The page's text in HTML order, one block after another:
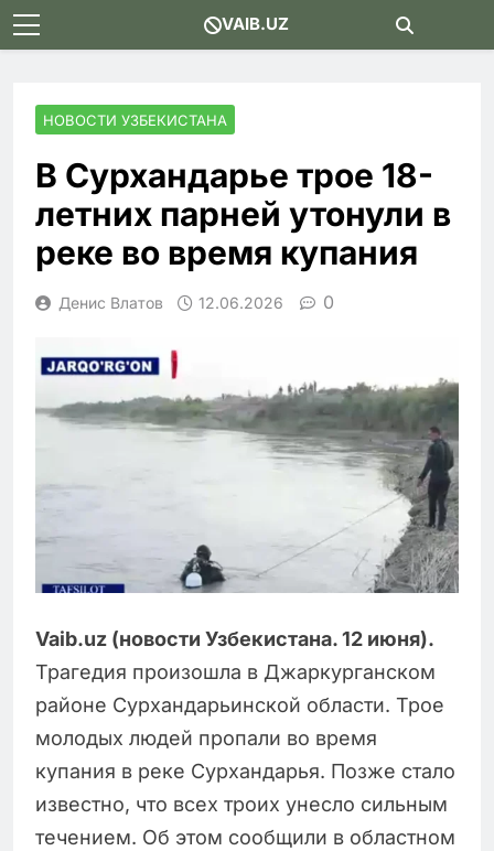
Skip
to
VAIB.UZ
НОВОСТИ УЗБЕКИСТАНА
В Сурхандарье трое 18-
летних парней утонули в
реке во время купания
Денис Влатов 12.06.2026 0
Vaib.uz (новости Узбекистана. 12 июня).
Трагедия произошла в Джаркурганском
районе Сурхандарьинской области. Трое
молодых людей пропали во время
купания в реке Сурхандарья. Позже стало
известно, что всех троих унесло сильным
течением. Об этом сообщили в областном